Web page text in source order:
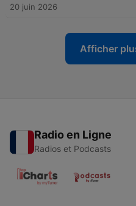
20 juin 2026
Afficher
Radio en Ligne
Radios et Podcasts